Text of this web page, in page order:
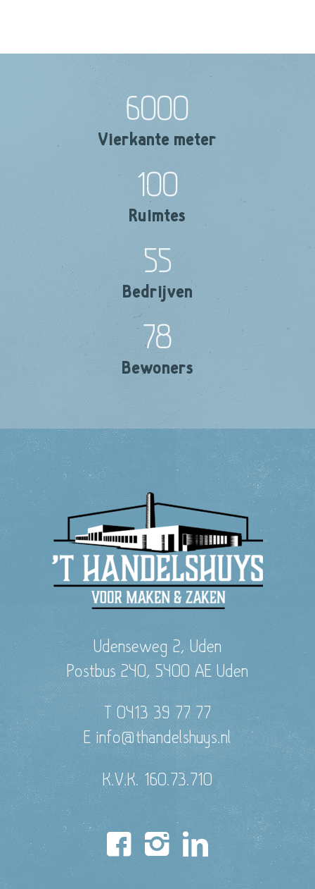
6000
Vierkante meter
100
Ruimtes
55
Bedrijven
78
Bewoners
Udenseweg 2, Uden
Postbus 240, 5400 AE Uden
T 0413 39 77 77
E info@thandelshuys.nl
K.V.K. 160.73.710